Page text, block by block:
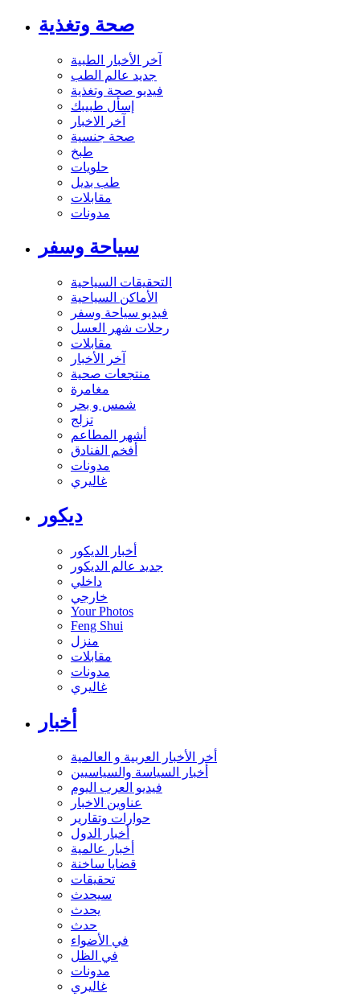
صحة وتغذية
آخر الأخبار الطبية
جديد عالم الطب
فيديو صحة وتغذية
إسأل طبيبك
آخر الاخبار
صحة جنسية
طبخ
حلويات
طب بديل
مقابلات
مدونات
سياحة وسفر
التحقيقات السياحية
الأماكن السياحية
فيديو سياحة وسفر
رحلات شهر العسل
مقابلات
آخر الأخبار
منتجعات صحية
مغامرة
شمس و بحر
تزلج
أشهر المطاعم
أفخم الفنادق
مدونات
غاليري
ديكور
أخبار الديكور
جديد عالم الديكور
داخلي
خارجي
Your Photos
Feng Shui
منزل
مقابلات
مدونات
غاليري
أخبار
أخر الأخبار العربية و العالمية
أخبار السياسة والسياسيين
فيديو العرب اليوم
عناوين الاخبار
حوارات وتقارير
أخبار الدول
أخبار عالمية
قضايا ساخنة
تحقيقات
سيحدث
يحدث
حدث
في الأضواء
في الظل
مدونات
غاليري